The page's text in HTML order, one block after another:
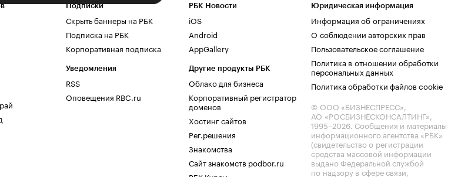
Подписки
Скрыть баннеры на РБК
Подписка на РБК
Корпоративная подписка
Уведомления
RSS
Оповещения RBC.ru
РБК Новости
iOS
Android
AppGallery
Другие продукты РБК
Облако для бизнеса
Корпоративный регистратор
доменов
Хостинг сайтов
Рег.решения
Знакомства
Сайт знакомств podbor.ru
Юридическая информация
Информация об ограничениях
О соблюдении авторских прав
Пользовательское соглашение
Политика в отношении обработки
персональных данных
Политика обработки файлов cookie
© ООО «БИЗНЕСПРЕСС»,
АО «РОСБИЗНЕСКОНСАЛТИНГ»,
1995–2026. Сообщения и материалы
информационного агентства «РБК»
(свидетельство о регистрации
средства массовой информации
выдано Федеральной службой
по надзору в сфере связи,